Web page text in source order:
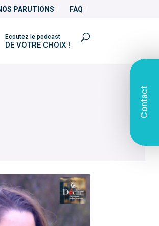
PARUTIONS FAQ
Ecoutez le podcast
DE VOTRE CHOIX !
Contact